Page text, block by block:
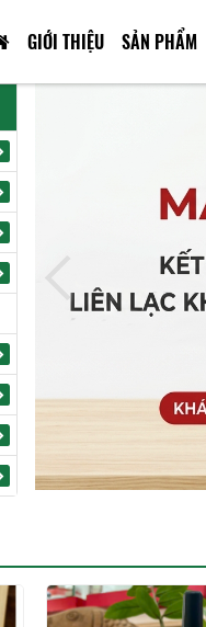
GIỚI THIỆU SẢN PHẨM